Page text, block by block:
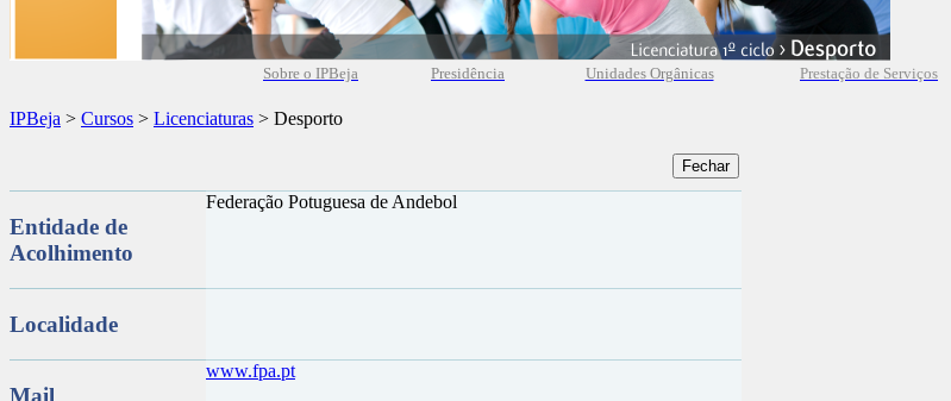
Sobre o IPBeja Presidência Unidades Orgânicas Prestação de Serviços
IPBeja > Cursos > Licenciaturas > Desporto
Entidade de
Acolhimento
Federação Potuguesa de Andebol
Localidade
Mail
www.fpa.pt